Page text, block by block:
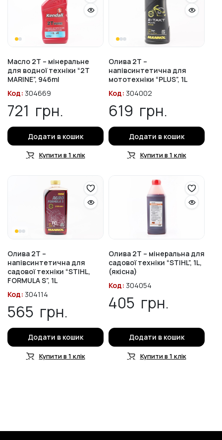
Масло 2T – мінеральне
для водної техніки “2T
MARINE”, 946ml
Код: 304669
721 грн.
Додати в кошик
Купити в 1 клік
Олива 2T –
напівсинтетична для
мототехніки “PLUS”, 1L
Код: 304002
619 грн.
Додати в кошик
Купити в 1 клік
Олива 2T –
напівсинтетична для
садової техніки “STIHL,
FORMULA S”, 1L
Код: 304114
565 грн.
Додати в кошик
Купити в 1 клік
Олива 2T – мінеральна для
садової техніки “STIHL”, 1L,
(якісна)
Код: 304054
405 грн.
Додати в кошик
Купити в 1 клік